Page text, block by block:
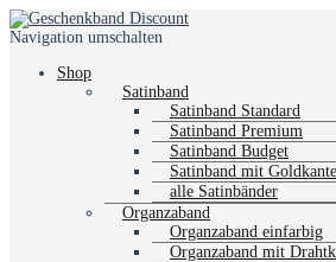
Navigation umschalten
Shop
Satinband
Satinband Standard
Satinband Premium
Satinband Budget
Satinband mit Goldkante
alle Satinbänder
Organzaband
Organzaband einfarbig
Organzaband mit